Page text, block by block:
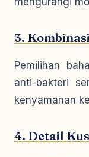
3.
Pemilihan
anti-bakteri
kenyamanan
4. Detail